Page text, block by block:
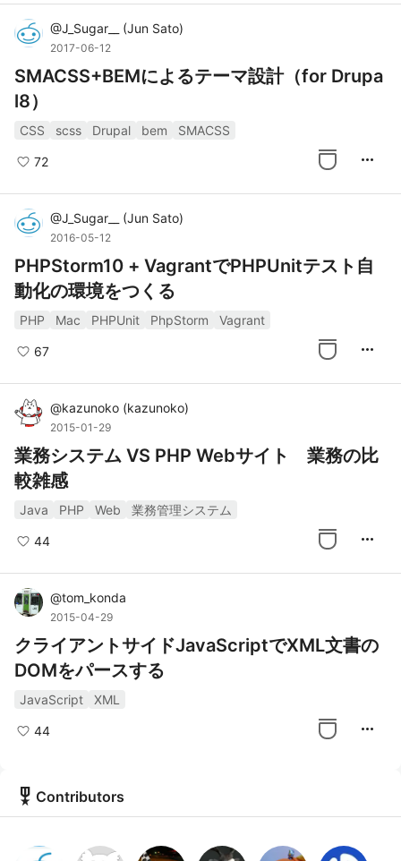
@J_Sugar__ (Jun Sato)
2017-06-12
SMACSS+BEMによるテーマ設計（for Drupa
l8）
CSS scss Drupal bem SMACSS
72 more_horiz
@J_Sugar__ (Jun Sato)
2016-05-12
PHPStorm10 + VagrantでPHPUnitテスト自
動化の環境をつくる
PHP Mac PHPUnit PhpStorm Vagrant
67 more_horiz
@kazunoko (kazunoko)
2015-01-29
業務システム VS PHP Webサイト 業務の比
較雑感
Java PHP Web 業務管理システム
44 more_horiz
@tom_konda
2015-04-29
クライアントサイドJavaScriptでXML文書の
DOMをパースする
JavaScript XML
44 more_horiz
military_tech Contributors